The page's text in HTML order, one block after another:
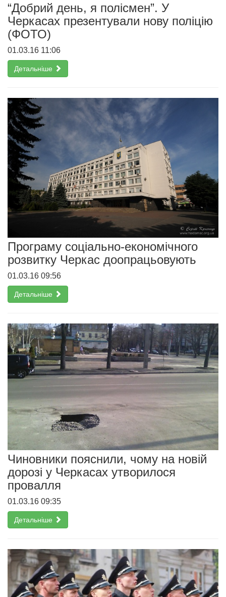
“Добрий день, я полісмен”. У
Черкасах презентували нову поліцію
(ФОТО)
01.03.16 11:06
Детальніше
Програму соціально-економічного
розвитку Черкас доопрацьовують
01.03.16 09:56
Детальніше
Чиновники пояснили, чому на новій
дорозі у Черкасах утворилося
провалля
01.03.16 09:35
Детальніше